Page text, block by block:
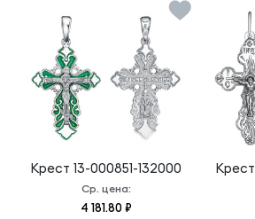
Крест 13-000851-132000
Ср. цена:
4 181.80 ₽
Крест